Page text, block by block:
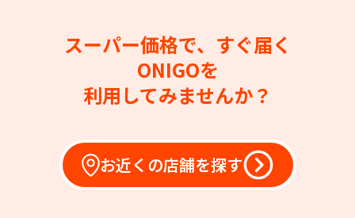
スーパー価格で、すぐ届く
ONIGOを
利用してみませんか？
お近くの店舗を探す